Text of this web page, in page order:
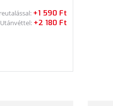
+1 590 Ft
Utánvéttel: +2 180 Ft